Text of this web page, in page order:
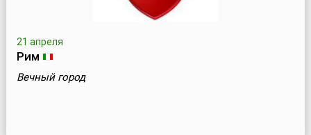
21 апреля
Рим
Вечный город